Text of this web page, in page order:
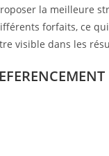
la meilleure
forfaits, ce
visible dans les